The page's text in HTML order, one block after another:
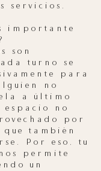
servicios.
importante
son
turno se
para
no
a último
espacio no
por
también
Por eso, tu
permite
un